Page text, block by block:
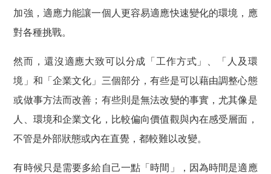
加強，適應力能讓一個人更容易適應快速變化的環境，應
對各種挑戰。
然而，還沒適應大致可以分成「工作方式」、「人及環
境」和「企業文化」三個部分，有些是可以藉由調整心態
或做事方法而改善；有些則是無法改變的事實，尤其像是
人、環境和企業文化，比較偏向價值觀與內在感受層面，
不管是外部狀態或內在直覺，都較難以改變。
有時候只是需要多給自己一點「時間」，因為時間是適應